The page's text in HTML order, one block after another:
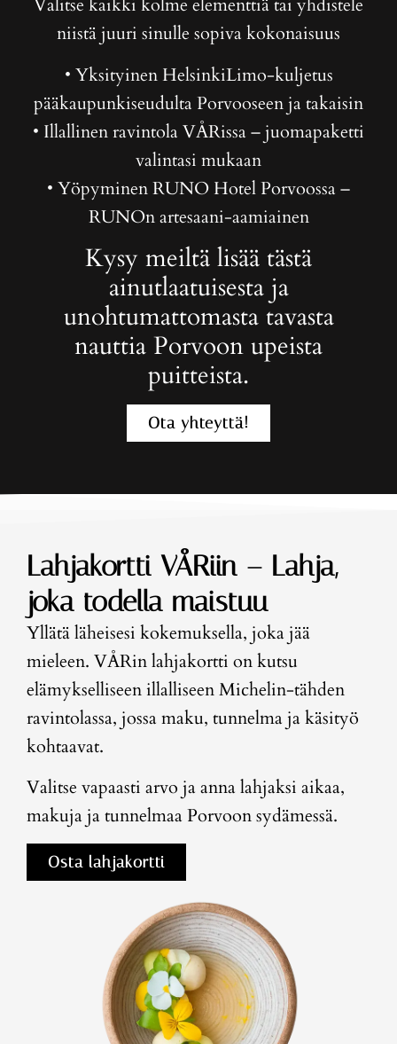
Valitse kaikki kolme elementtiä tai yhdistele
niistä juuri sinulle sopiva kokonaisuus
• Yksityinen HelsinkiLimo-kuljetus
pääkaupunkiseudulta Porvooseen ja takaisin
• Illallinen ravintola VÅRissa – juomapaketti
valintasi mukaan
• Yöpyminen RUNO Hotel Porvoossa –
RUNOn artesaani-aamiainen
Kysy meiltä lisää tästä
ainutlaatuisesta ja
unohtumattomasta tavasta
nauttia Porvoon upeista
puitteista.
Ota yhteyttä!
Lahjakortti VÅRiin – Lahja,
joka todella maistuu
Yllätä läheisesi kokemuksella, joka jää
mieleen. VÅRin lahjakortti on kutsu
elämykselliseen illalliseen Michelin-tähden
ravintolassa, jossa maku, tunnelma ja käsityö
kohtaavat.
Valitse vapaasti arvo ja anna lahjaksi aikaa,
makuja ja tunnelmaa Porvoon sydämessä.
Osta lahjakortti